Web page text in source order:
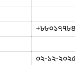
০২-১২-